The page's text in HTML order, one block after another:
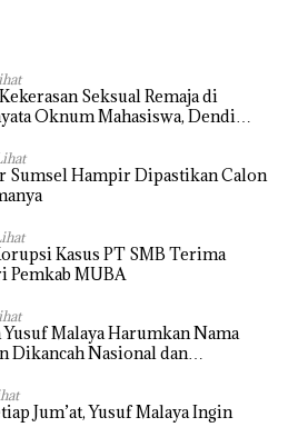
Seksual Remaja di
Oknum Mahasiswa, Dendi
Sumsel Hampir Dipastikan Calon
Kasus PT SMB Terima
Pemkab MUBA
Dikancah Nasional dan
Jum’at, Yusuf Malaya Ingin